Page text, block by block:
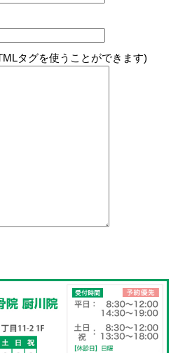
タグを使うことができます)